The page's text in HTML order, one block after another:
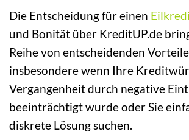
Die Entscheidung für einen
und Bonität über KreditUP.de
Reihe von entscheidenden
insbesondere wenn Ihre
Vergangenheit durch negative
beeinträchtigt wurde oder Sie
diskrete Lösung suchen.